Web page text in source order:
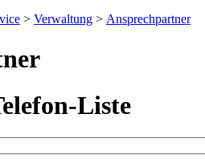
> Verwaltung > Ansprechpartner
Liste